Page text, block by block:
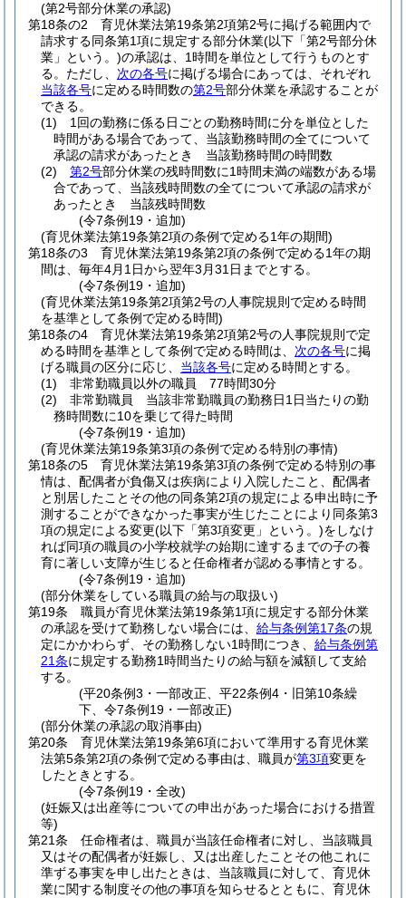
(第2号部分休業の承認)
第18条の2
育児休業法第19条第2項第2号に掲げる範囲内で
請求する同条第1項に規定する部分休業(以下「第2号部分休
業」という。)の承認は、1時間を単位として行うものとす
る。 ただし、 次の各号に掲げる場合にあっては、それぞれ
当該各号に定める時間数の第2号部分休業を承認することが
できる。
(1)
1回の勤務に係る日ごとの勤務時間に分を単位とした
時間がある場合であって、当該勤務時間の全てについて
承認の請求があったとき 当該勤務時間の時間数
(2)
第2号部分休業の残時間数に1時間未満の端数がある場
合であって、当該残時間数の全てについて承認の請求が
あったとき 当該残時間数
(令7条例19・追加)
(育児休業法第19条第2項の条例で定める1年の期間)
第18条の3
育児休業法第19条第2項の条例で定める1年の期
間は、毎年4月1日から翌年3月31日までとする。
(令7条例19・追加)
(育児休業法第19条第2項第2号の人事院規則で定める時間
を基準として条例で定める時間)
第18条の4
育児休業法第19条第2項第2号の人事院規則で定
める時間を基準として条例で定める時間は、 次の各号に掲
げる職員の区分に応じ、 当該各号に定める時間とする。
(1)
非常勤職員以外の職員 77時間30分
(2)
非常勤職員 当該非常勤職員の勤務日1日当たりの勤
務時間数に10を乗じて得た時間
(令7条例19・追加)
(育児休業法第19条第3項の条例で定める特別の事情)
第18条の5
育児休業法第19条第3項の条例で定める特別の事
情は、配偶者が負傷又は疾病により入院したこと、配偶者
と別居したことその他の同条第2項の規定による申出時に予
測することができなかった事実が生じたことにより同条第3
項の規定による変更(以下「第3項変更」という。)をしなけ
れば同項の職員の小学校就学の始期に達するまでの子の養
育に著しい支障が生じると任命権者が認める事情とする。
(令7条例19・追加)
(部分休業をしている職員の給与の取扱い)
第19条
職員が育児休業法第19条第1項に規定する部分休業
の承認を受けて勤務しない場合には、 給与条例第17条の規
定にかかわらず、その勤務しない1時間につき、 給与条例第
21条に規定する勤務1時間当たりの給与額を減額して支給
する。
(平20条例3・一部改正、平22条例4・旧第10条繰
下、令7条例19・一部改正)
(部分休業の承認の取消事由)
第20条
育児休業法第19条第6項において準用する育児休業
法第5条第2項の条例で定める事由は、職員が第3項変更を
したときとする。
(令7条例19・全改)
(妊娠又は出産等についての申出があった場合における措置
等)
第21条
任命権者は、職員が当該任命権者に対し、当該職員
又はその配偶者が妊娠し、又は出産したことその他これに
準ずる事実を申し出たときは、当該職員に対して、育児休
業に関する制度その他の事項を知らせるとともに、育児休